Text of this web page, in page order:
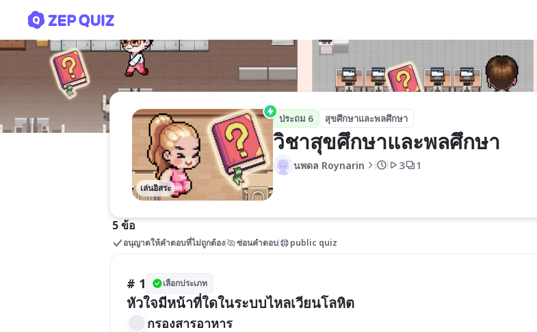
เล่นอิสระ
ประถม 6 สุขศึกษาและพลศึกษา
วิชาสุขศึกษาและพลศึกษา
นพดล Roynarin 3 1
5 ข้อ
อนุญาตให้คำตอบที่ไม่ถูกต้อง ซ่อนคำตอบ public quiz
# 1 เลือกประเภท
หัวใจมีหน้าที่ใดในระบบไหลเวียนโลหิต
กรองสารอาหาร